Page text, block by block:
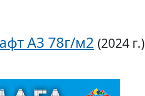
А3 78г/м2 (2024 г.)